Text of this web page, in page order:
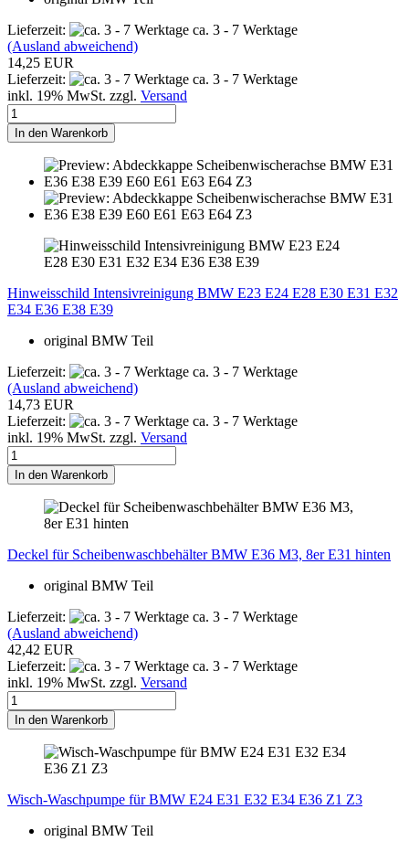
Lieferzeit:
ca. 3 - 7 Werktage
(Ausland abweichend)
14,25 EUR
Lieferzeit:
ca. 3 - 7 Werktage
inkl. 19% MwSt. zzgl. Versand
In den Warenkorb
Hinweisschild Intensivreinigung BMW E23 E24 E28 E30 E31 E32
E34 E36 E38 E39
original BMW Teil
Lieferzeit:
ca. 3 - 7 Werktage
(Ausland abweichend)
14,73 EUR
Lieferzeit:
ca. 3 - 7 Werktage
inkl. 19% MwSt. zzgl. Versand
In den Warenkorb
Deckel für Scheibenwaschbehälter BMW E36 M3, 8er E31 hinten
original BMW Teil
Lieferzeit:
ca. 3 - 7 Werktage
(Ausland abweichend)
42,42 EUR
Lieferzeit:
ca. 3 - 7 Werktage
inkl. 19% MwSt. zzgl. Versand
In den Warenkorb
Wisch-Waschpumpe für BMW E24 E31 E32 E34 E36 Z1 Z3
original BMW Teil